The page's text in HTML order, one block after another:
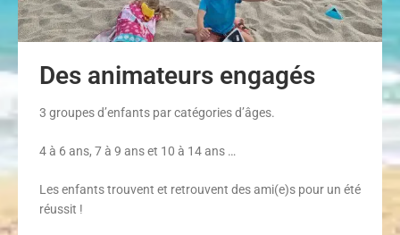
Des animateurs engagés
3 groupes d’enfants par catégories d’âges.
4 à 6 ans, 7 à 9 ans et 10 à 14 ans …
Les enfants trouvent et retrouvent des ami(e)s pour un été
réussit !